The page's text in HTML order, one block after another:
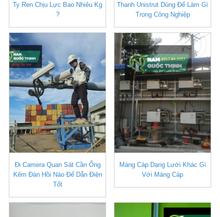
Ty Ren Chịu Lực Bao Nhiêu Kg
?
Thanh Unistrut Dùng Để Làm Gì
Trong Công Nghiệp
Đi Camera Quan Sát Cần Ống
Kẽm Đàn Hồi Nào Để Dẫn Điện
Tốt
Máng Cáp Dạng Lưới Khác Gì
Với Máng Cáp